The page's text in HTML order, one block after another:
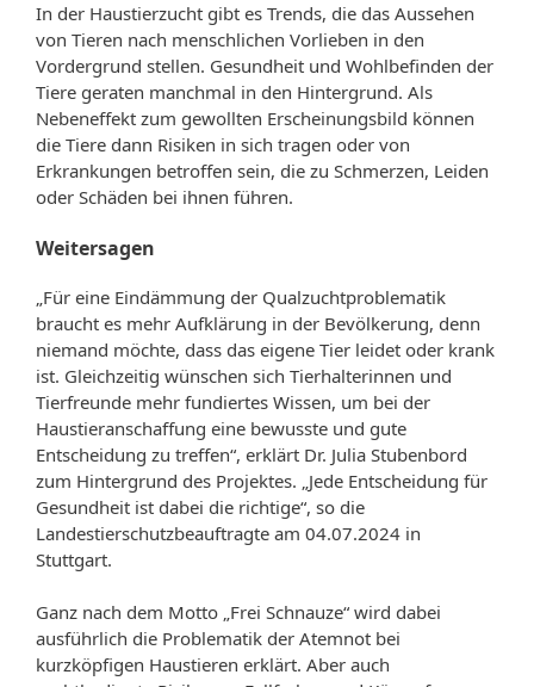
In der Haustierzucht gibt es Trends, die das Aussehen
von Tieren nach menschlichen Vorlieben in den
Vordergrund stellen. Gesundheit und Wohlbefinden der
Tiere geraten manchmal in den Hintergrund. Als
Nebeneffekt zum gewollten Erscheinungsbild können
die Tiere dann Risiken in sich tragen oder von
Erkrankungen betroffen sein, die zu Schmerzen, Leiden
oder Schäden bei ihnen führen.
Weitersagen
„Für eine Eindämmung der Qualzuchtproblematik
braucht es mehr Aufklärung in der Bevölkerung, denn
niemand möchte, dass das eigene Tier leidet oder krank
ist. Gleichzeitig wünschen sich Tierhalterinnen und
Tierfreunde mehr fundiertes Wissen, um bei der
Haustieranschaffung eine bewusste und gute
Entscheidung zu treffen“, erklärt Dr. Julia Stubenbord
zum Hintergrund des Projektes. „Jede Entscheidung für
Gesundheit ist dabei die richtige“, so die
Landestierschutzbeauftragte am 04.07.2024 in
Stuttgart.
Ganz nach dem Motto „Frei Schnauze“ wird dabei
ausführlich die Problematik der Atemnot bei
kurzköpfigen Haustieren erklärt. Aber auch